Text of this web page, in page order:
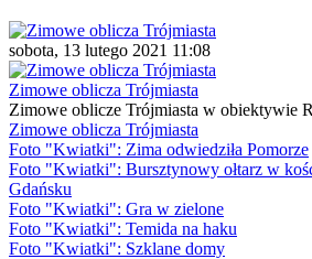
sobota, 13 lutego 2021 11:08
Zimowe oblicza Trójmiasta
Zimowe oblicze Trójmiasta w obiektywie
Zimowe oblicza Trójmiasta
Foto "Kwiatki": Zima odwiedziła Pomorze
Foto "Kwiatki": Bursztynowy ołtarz w
Gdańsku
Foto "Kwiatki": Gra w zielone
Foto "Kwiatki": Temida na haku
Foto "Kwiatki": Szklane domy